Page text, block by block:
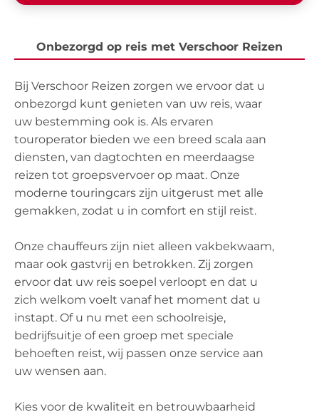
Onbezorgd op reis met Verschoor Reizen
Bij Verschoor Reizen zorgen we ervoor dat u
onbezorgd kunt genieten van uw reis, waar
uw bestemming ook is. Als ervaren
touroperator bieden we een breed scala aan
diensten, van dagtochten en meerdaagse
reizen tot groepsvervoer op maat. Onze
moderne touringcars zijn uitgerust met alle
gemakken, zodat u in comfort en stijl reist.
Onze chauffeurs zijn niet alleen vakbekwaam,
maar ook gastvrij en betrokken. Zij zorgen
ervoor dat uw reis soepel verloopt en dat u
zich welkom voelt vanaf het moment dat u
instapt. Of u nu met een schoolreisje,
bedrijfsuitje of een groep met speciale
behoeften reist, wij passen onze service aan
uw wensen aan.
Kies voor de kwaliteit en betrouwbaarheid